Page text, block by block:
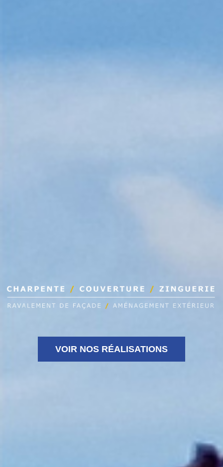
VOIR NOS RÉALISATIONS